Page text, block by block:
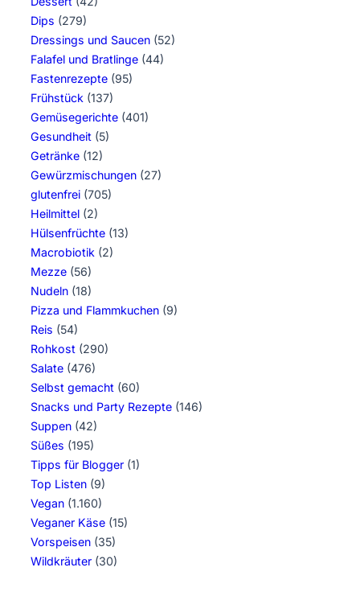
Dips (279)
Dressings und Saucen (52)
Falafel und Bratlinge (44)
Fastenrezepte (95)
Frühstück (137)
Gemüsegerichte (401)
Gesundheit (5)
Getränke (12)
Gewürzmischungen (27)
glutenfrei (705)
Heilmittel (2)
Hülsenfrüchte (13)
Macrobiotik (2)
Mezze (56)
Nudeln (18)
Pizza und Flammkuchen (9)
Reis (54)
Rohkost (290)
Salate (476)
Selbst gemacht (60)
Snacks und Party Rezepte (146)
Suppen (42)
Süßes (195)
Tipps für Blogger (1)
Top Listen (9)
Vegan (1.160)
Veganer Käse (15)
Vorspeisen (35)
Wildkräuter (30)